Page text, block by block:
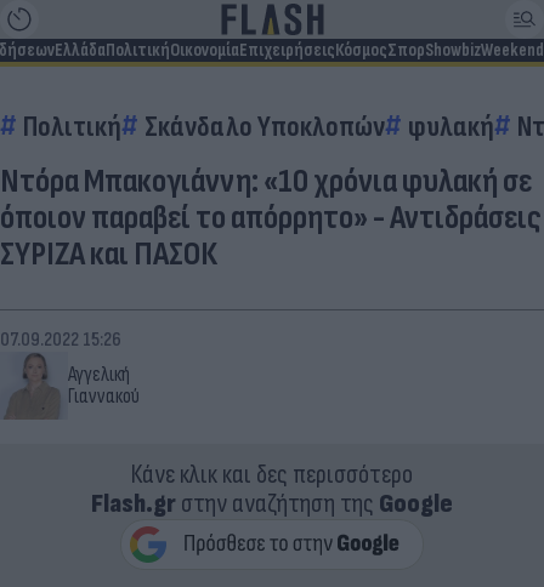
ΕλλάδαΠολιτικήΟικονομίαΕπιχειρήσειςΚόσμοςΣπορShowbizWeekend
Πολιτική Σκάνδαλο Υποκλοπών φυλακή
Ντόρα Μπακογιάννη: «10 χρόνια φυλακή σε
όποιον παραβεί το απόρρητο» - Αντιδράσεις
ΣΥΡΙΖΑ και ΠΑΣΟΚ
Αγγελική
Γιαννακού
07.09.2022 15:26
Κάνε κλικ και δες περισσότερο
Flash.grστην αναζήτηση της Google